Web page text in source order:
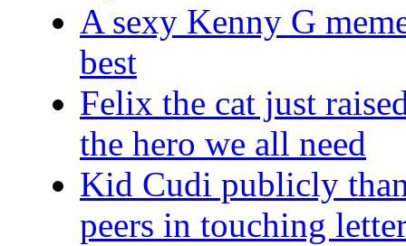
A sexy Kenny G
best
Felix the cat just
the hero we all need
Kid Cudi publicly
peers in touching